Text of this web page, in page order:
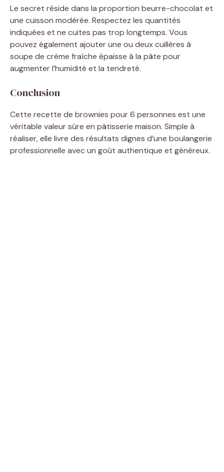
Le secret réside dans la proportion beurre-chocolat et
une cuisson modérée. Respectez les quantités
indiquées et ne cuites pas trop longtemps. Vous
pouvez également ajouter une ou deux cuillères à
soupe de crème fraîche épaisse à la pâte pour
augmenter l’humidité et la tendreté.
Conclusion
Cette recette de brownies pour 6 personnes est une
véritable valeur sûre en pâtisserie maison. Simple à
réaliser, elle livre des résultats dignes d’une boulangerie
professionnelle avec un goût authentique et généreux.